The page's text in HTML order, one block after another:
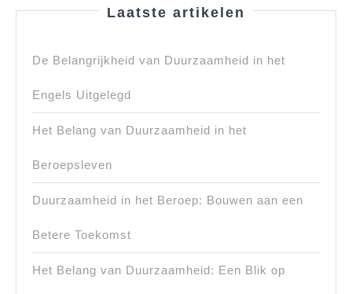
Laatste artikelen
De Belangrijkheid van Duurzaamheid in het
Engels Uitgelegd
Het Belang van Duurzaamheid in het
Beroepsleven
Duurzaamheid in het Beroep: Bouwen aan een
Betere Toekomst
Het Belang van Duurzaamheid: Een Blik op